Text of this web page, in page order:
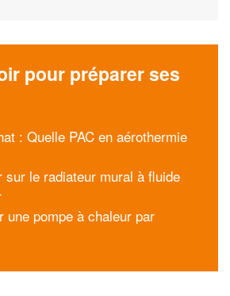
pour préparer ses
: Quelle PAC en aérothermie
sur le radiateur mural à fluide
une pompe à chaleur par